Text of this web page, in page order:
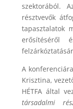
szektorából.
résztvevők
tapasztalatok
erősítéséről
A
Krisztina,
HÉTFA által
társadalmi